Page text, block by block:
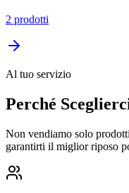
2 prodotti
Al tuo servizio
Perché
Non vendiamo solo
garantirti il miglior riposo